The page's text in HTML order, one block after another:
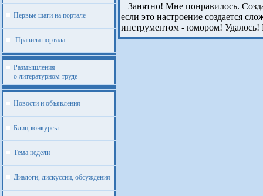
Первые шаги на портале
Правила портала
Размышления
о литературном труде
Новости и объявления
Блиц-конкурсы
Тема недели
Диалоги, дискуссии, обсуждения
Занятно! Мне понравилось.
если это настроение создается
инструментом - юмором! Удалось!